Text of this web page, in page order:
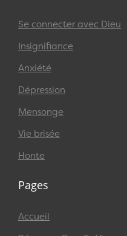
Se connecter avec Dieu
Insignifiance
Anxiété
Dépression
Mensonge
Vie brisée
Honte
Pages
Accueil